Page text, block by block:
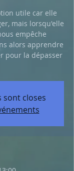
utile car elle
mais lorsqu'elle
empêche
alors apprendre
pour la dépasser
sont closes